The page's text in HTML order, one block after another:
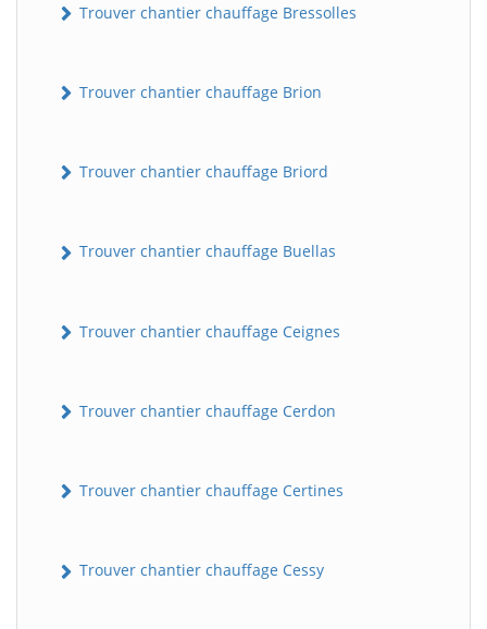
Trouver chantier chauffage Bressolles
Trouver chantier chauffage Brion
Trouver chantier chauffage Briord
Trouver chantier chauffage Buellas
Trouver chantier chauffage Ceignes
Trouver chantier chauffage Cerdon
Trouver chantier chauffage Certines
Trouver chantier chauffage Cessy